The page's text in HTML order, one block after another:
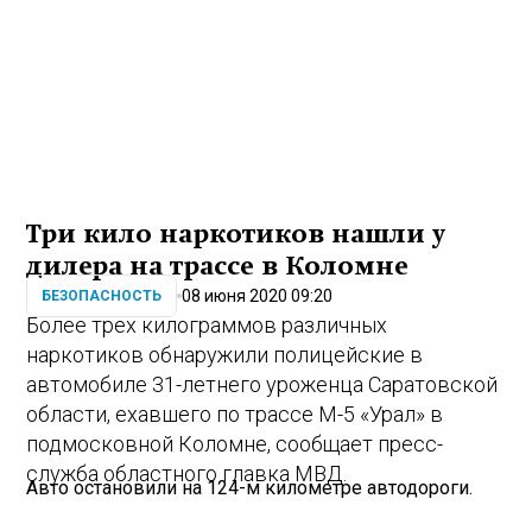
Три кило наркотиков нашли у
дилера на трассе в Коломне
БЕЗОПАСНОСТЬ 08 июня 2020 09:20
Более трех килограммов различных
наркотиков обнаружили полицейские в
автомобиле 31-летнего уроженца Саратовской
области, ехавшего по трассе М-5 «Урал» в
подмосковной Коломне, сообщает пресс-
служба областного главка МВД.
Авто остановили на 124-м километре автодороги.